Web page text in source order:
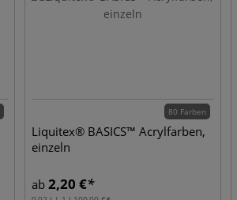
80 Farben
Liquitex® BASICS™ Acrylfarben,
einzeln
ab 2,20 €